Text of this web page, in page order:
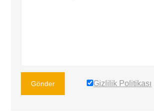
Gönder Gizlilik Politikası